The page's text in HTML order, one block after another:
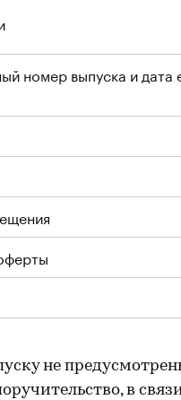
номер выпуска и дата
не
в